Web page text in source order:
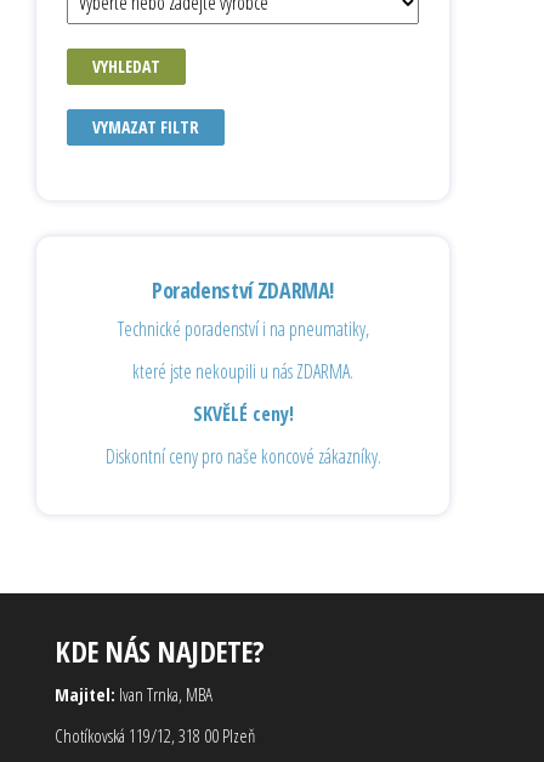
VYHLEDAT
VYMAZAT FILTR
Poradenství ZDARMA!
Technické poradenství i na pneumatiky,
které jste nekoupili u nás ZDARMA.
SKVĚLÉ ceny!
Diskontní ceny pro naše koncové zákazníky.
KDE NÁS NAJDETE?
Majitel: Ivan Trnka, MBA
Chotíkovská 119/12, 318 00 Plzeň